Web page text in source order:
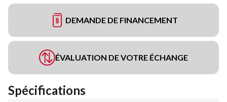
DEMANDE DE FINANCEMENT
ÉVALUATION DE VOTRE ÉCHANGE
Spécifications